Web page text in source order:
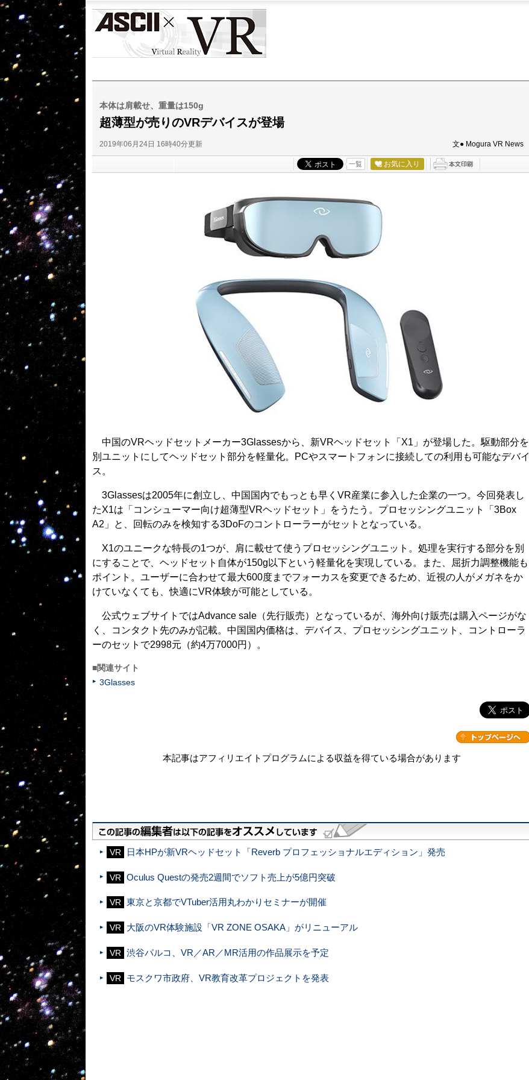
本体は肩載せ、重量は150g
超薄型が売りのVRデバイスが登場
2019年06月24日 16時40分更新 文● Mogura VR News
一覧 お気に入り
中国のVRヘッドセットメーカー3Glassesから、新VRヘッドセット「X1」が登場した。駆動部分を
別ユニットにしてヘッドセット部分を軽量化。PCやスマートフォンに接続しての利用も可能なデバイ
ス。
3Glassesは2005年に創立し、中国国内でもっとも早くVR産業に参入した企業の一つ。今回発表し
たX1は「コンシューマー向け超薄型VRヘッドセット」をうたう。プロセッシングユニット「3Box
A2」と、回転のみを検知する3DoFのコントローラーがセットとなっている。
X1のユニークな特長の1つが、肩に載せて使うプロセッシングユニット。処理を実行する部分を別
にすることで、ヘッドセット自体が150g以下という軽量化を実現している。また、屈折力調整機能も
ポイント。ユーザーに合わせて最大600度までフォーカスを変更できるため、近視の人がメガネをか
けていなくても、快適にVR体験が可能としている。
公式ウェブサイトではAdvance sale（先行販売）となっているが、海外向け販売は購入ページがな
く、コンタクト先のみが記載。中国国内価格は、デバイス、プロセッシングユニット、コントローラ
ーのセットで2998元（約4万7000円）。
■関連サイト
3Glasses
本記事はアフィリエイトプログラムによる収益を得ている場合があります
VR 日本HPが新VRヘッドセット「Reverb プロフェッショナルエディション」発売
VR Oculus Questの発売2週間でソフト売上が5億円突破
VR 東京と京都でVTuber活用丸わかりセミナーが開催
VR 大阪のVR体験施設「VR ZONE OSAKA」がリニューアル
VR 渋谷パルコ、VR／AR／MR活用の作品展示を予定
VR モスクワ市政府、VR教育改革プロジェクトを発表